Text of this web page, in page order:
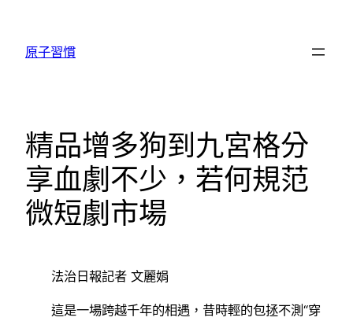
原子習慣
精品增多狗到九宮格分
享血劇不少，若何規范
微短劇市場
法治日報記者 文麗娟
這是一場跨越千年的相遇，昔時輕的包拯不測“穿